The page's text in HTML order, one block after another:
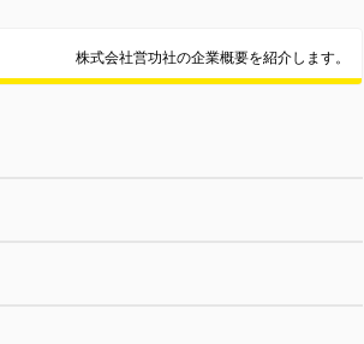
株式会社営功社の企業概要を紹介します。